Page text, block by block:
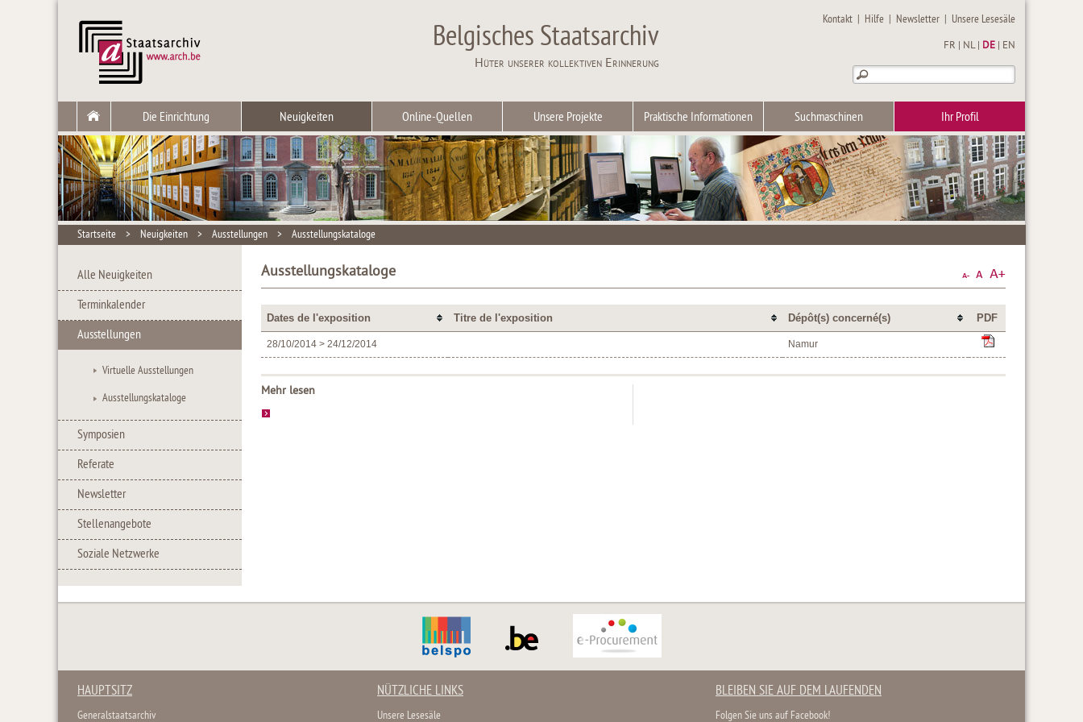
Belgisches Staatsarchiv
Hüter unserer kollektiven Erinnerung
Kontakt | Hilfe | Newsletter | Unsere Lesesäle
FR NL| DE EN
Die Einrichtung Neuigkeiten Online-Quellen Unsere Projekte Praktische Informationen Suchmaschinen Ihr Profil
Startseite > Neuigkeiten > Ausstellungen > Ausstellungskataloge
Alle Neuigkeiten
Terminkalender
Ausstellungen
Virtuelle Ausstellungen
Ausstellungskataloge
Symposien
Referate
Newsletter
Stellenangebote
Soziale Netzwerke
Ausstellungskataloge
Dates de l'exposition Titre de l'exposition Dépôt(s) concerné(s) PDF
28/10/2014 > 24/12/2014 Namur
Mehr lesen
HAUPTSITZ
Generalstaatsarchiv
NÜTZLICHE LINKS
Unsere Lesesäle
BLEIBEN SIE AUF DEM LAUFENDEN
Folgen Sie uns auf Facebook!